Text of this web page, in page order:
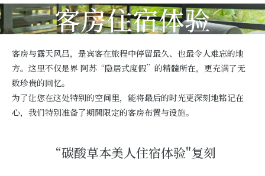
客房住宿体验
客房与露天风吕，是宾客在旅程中停留最久、也最令人难忘的地
方。这里不仅是界 阿苏“隐居式度假”的精髓所在，更充满了无
数珍贵的回忆。
为了让您在这处特别的空间里，能将最后的时光更深刻地铭记在
心，我们特别准备了期間限定的客房布置与设施。
“碳酸草本美人住宿体验"复刻